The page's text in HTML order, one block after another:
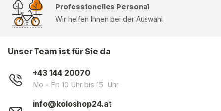
Professionelles Personal
Wir helfen Ihnen bei der Auswahl
Unser Team ist für Sie da
+43 144 20070
Mo - Fr: 10 Uhr bis 15 Uhr
info@koloshop24.at